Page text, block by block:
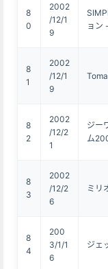
8
0
2002
/12/1
9
ョン
8
1
2002
/12/1
9
8
2
2002
/12/2
1
ジー
ム
8
3
2002
/12/2
6
ミリ
8
4
200
3/1/1
6
ジェ